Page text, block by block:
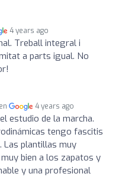
4 years ago
Treball integral i
a parts igual. No
4 years ago
estudio de la marcha.
tengo fascitis
Las plantillas muy
bien a los zapatos y
y una profesional